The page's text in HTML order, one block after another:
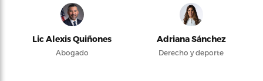
Lic Alexis Quiñones
Abogado
Adriana Sánchez
Derecho y deporte